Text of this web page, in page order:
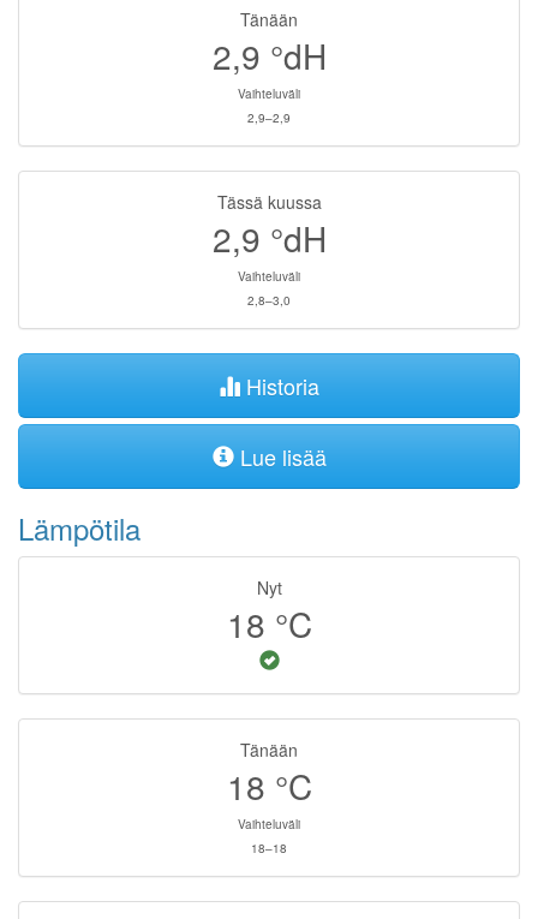
Tänään
2,9 °dH
Vaihteluväli
2,9–2,9
Tässä kuussa
2,9 °dH
Vaihteluväli
2,8–3,0
Historia
Lue lisää
Lämpötila
Nyt
18 °C
Tänään
18 °C
Vaihteluväli
18–18